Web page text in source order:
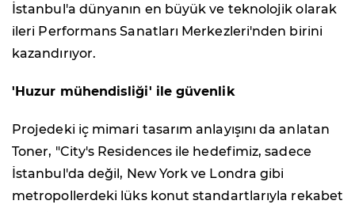
İstanbul'a dünyanın en büyük ve teknolojik olarak
ileri Performans Sanatları Merkezleri'nden birini
kazandırıyor.
'Huzur mühendisliği' ile güvenlik
Projedeki iç mimari tasarım anlayışını da anlatan
Toner, "City's Residences ile hedefimiz, sadece
İstanbul'da değil, New York ve Londra gibi
metropollerdeki lüks konut standartlarıyla rekabet